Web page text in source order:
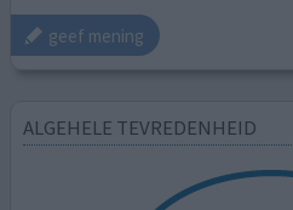
geef mening
ALGEHELE TEVREDENHEID